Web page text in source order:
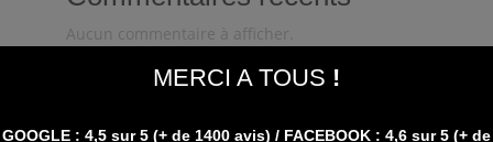
Aucun commentaire à afficher.
MERCI A TOUS !
GOOGLE : 4,5 sur 5 (+ de 1400 avis) / FACEBOOK : 4,6 sur 5 (+ de